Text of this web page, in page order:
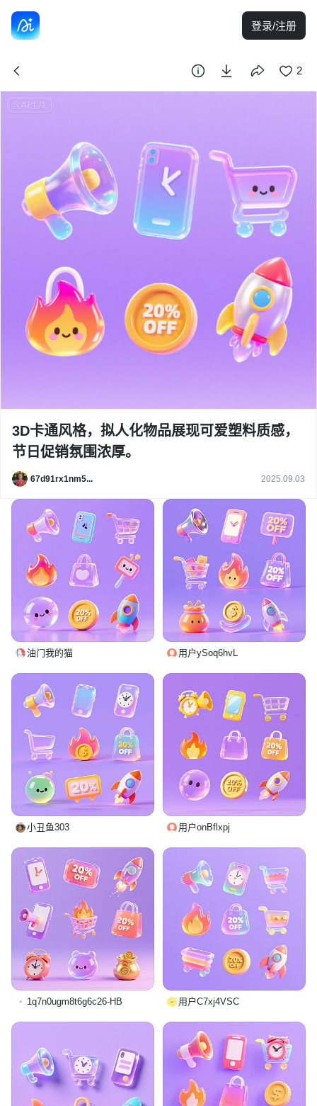
登录/注册
2
3D卡通风格，拟人化物品展现可爱塑料质感，
节日促销氛围浓厚。
67d91rx1nm5... 2025.09.03
油门我的猫 用户ySoq6hvL
小丑鱼303 用户onBflxpj
1q7n0ugm8t6g6c26-HB 用户C7xj4VSC